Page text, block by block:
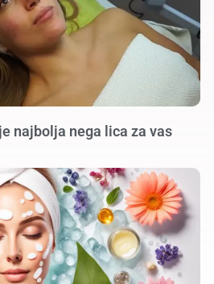
najbolja nega lica za vas